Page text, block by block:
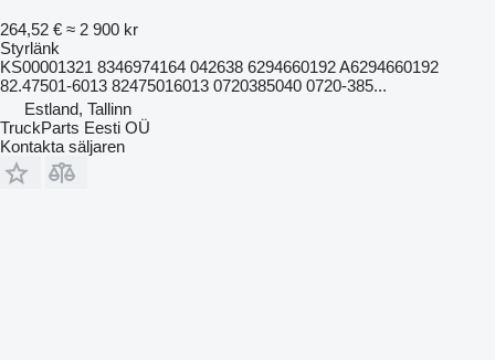
264,52 € ≈ 2 900 kr
Styrlänk
KS00001321 8346974164 042638 6294660192 A6294660192
82.47501-6013 82475016013 0720385040 0720-385...
Estland, Tallinn
TruckParts Eesti OÜ
Kontakta säljaren